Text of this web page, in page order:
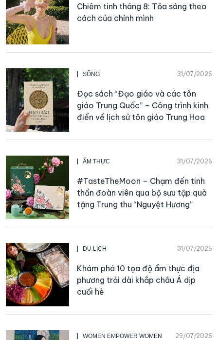
Chiêm tinh tháng 8: Tỏa sáng theo
cách của chính mình
SỐNG 31/07/2026
Đọc sách “Đạo giáo và các tôn
giáo Trung Quốc” – Công trình kinh
điển về lịch sử tôn giáo Trung Hoa
ẨM THỰC 31/07/2026
#TasteTheMoon – Chạm đến tinh
thần đoàn viên qua bộ sưu tập quà
tặng Trung thu “Nguyệt Hương”
DU LỊCH 31/07/2026
Khám phá 10 tọa độ ẩm thực địa
phương trải dài khắp châu Á dịp
cuối hè
WOMEN EMPOWER WOMEN 29/07/2026